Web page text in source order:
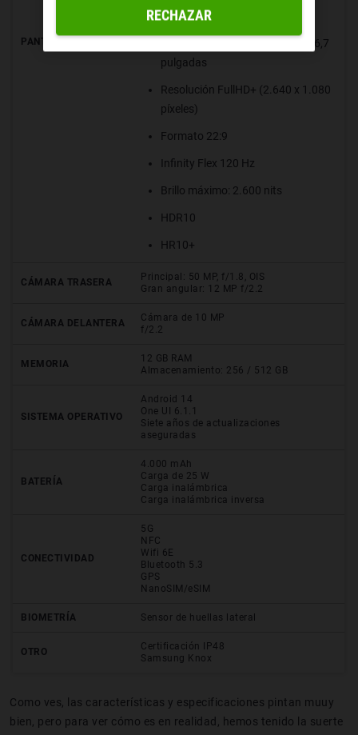
PANTALLA
Principal:
Panel Dynamic AMOLED 2X de 6,7
pulgadas
Resolución FullHD+ (2.640 x 1.080
píxeles)
Formato 22:9
Infinity Flex 120 Hz
Brillo máximo: 2.600 nits
HDR10
HR10+
CÁMARA TRASERA
Principal: 50 MP, f/1.8, OIS
Gran angular: 12 MP f/2.2
CÁMARA DELANTERA
Cámara de 10 MP
f/2.2
MEMORIA
12 GB RAM
Almacenamiento: 256 / 512 GB
SISTEMA OPERATIVO
Android 14
One UI 6.1.1
Siete años de actualizaciones
aseguradas
BATERÍA
4.000 mAh
Carga de 25 W
Carga inalámbrica
Carga inalámbrica inversa
CONECTIVIDAD
5G
NFC
Wifi 6E
Bluetooth 5.3
GPS
NanoSIM/eSIM
BIOMETRÍA Sensor de huellas lateral
OTRO
Certificación IP48
Samsung Knox
Como ves, las características y especificaciones pintan muuy
bien, pero para ver cómo es en realidad, hemos tenido la suerte
RECHAZAR